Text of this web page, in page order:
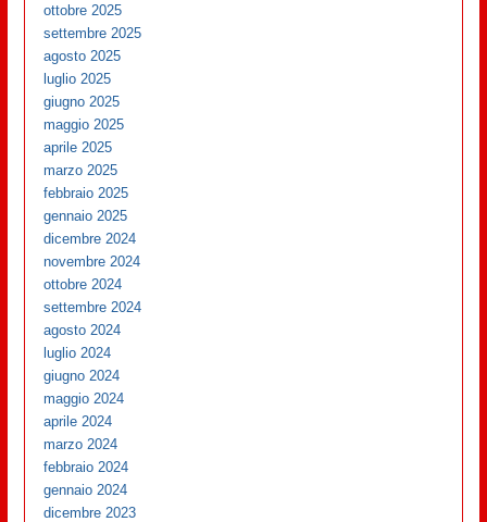
ottobre 2025
settembre 2025
agosto 2025
luglio 2025
giugno 2025
maggio 2025
aprile 2025
marzo 2025
febbraio 2025
gennaio 2025
dicembre 2024
novembre 2024
ottobre 2024
settembre 2024
agosto 2024
luglio 2024
giugno 2024
maggio 2024
aprile 2024
marzo 2024
febbraio 2024
gennaio 2024
dicembre 2023